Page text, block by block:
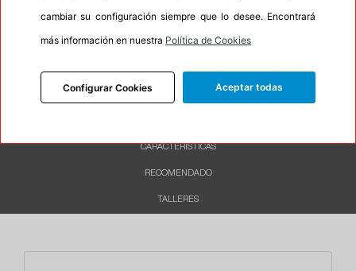
Etiqueta energética Información Eprel
CARACTERÍSTICAS
RECOMENDADO
TALLERES
cambiar su configuración siempre que lo desee. Encontrará
más información en nuestra Política de Cookies
Configurar Cookies Aceptar todas